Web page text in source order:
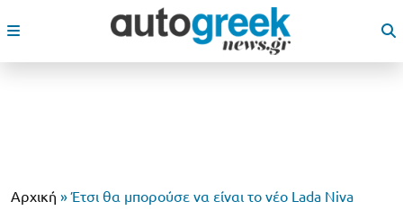
Αρχική »Έτσι θα μπορούσε να είναι το νέο Lada Niva